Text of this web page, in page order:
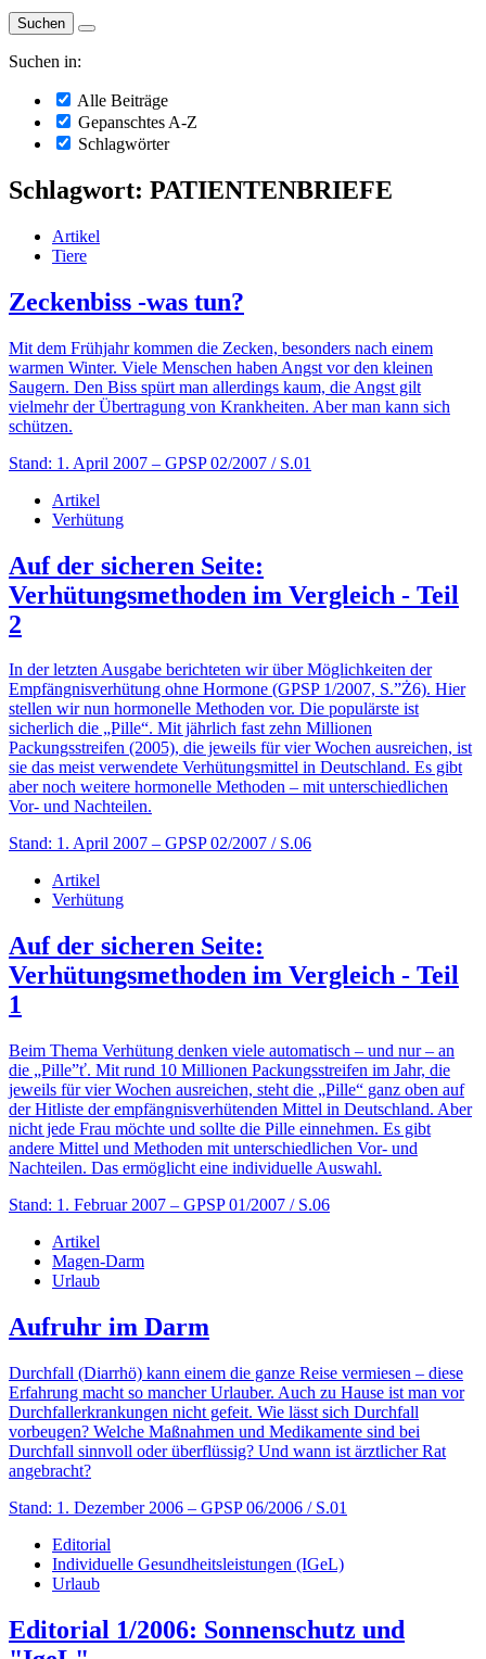
Suchen in:
Alle Beiträge
Gepanschtes A-Z
Schlagwörter
Schlagwort: PATIENTENBRIEFE
Artikel
Tiere
Zeckenbiss -was tun?
Mit dem Frühjahr kommen die Zecken, besonders nach einem
warmen Winter. Viele Menschen haben Angst vor den kleinen
Saugern. Den Biss spürt man allerdings kaum, die Angst gilt
vielmehr der Übertragung von Krankheiten. Aber man kann sich
schützen.
Stand: 1. April 2007 – GPSP 02/2007 / S.01
Artikel
Verhütung
Auf der sicheren Seite:
Verhütungsmethoden im Vergleich - Teil
2
In der letzten Ausgabe berichteten wir über Möglichkeiten der
Empfängnisverhütung ohne Hormone (GPSP 1/2007, S.”Ż6). Hier
stellen wir nun hormonelle Methoden vor. Die populärste ist
sicherlich die „Pille“. Mit jährlich fast zehn Millionen
Packungsstreifen (2005), die jeweils für vier Wochen ausreichen, ist
sie das meist verwendete Verhütungsmittel in Deutschland. Es gibt
aber noch weitere hormonelle Methoden – mit unterschiedlichen
Vor- und Nachteilen.
Stand: 1. April 2007 – GPSP 02/2007 / S.06
Artikel
Verhütung
Auf der sicheren Seite:
Verhütungsmethoden im Vergleich - Teil
1
Beim Thema Verhütung denken viele automatisch – und nur – an
die „Pille”ť. Mit rund 10 Millionen Packungsstreifen im Jahr, die
jeweils für vier Wochen ausreichen, steht die „Pille“ ganz oben auf
der Hitliste der empfängnisverhütenden Mittel in Deutschland. Aber
nicht jede Frau möchte und sollte die Pille einnehmen. Es gibt
andere Mittel und Methoden mit unterschiedlichen Vor- und
Nachteilen. Das ermöglicht eine individuelle Auswahl.
Stand: 1. Februar 2007 – GPSP 01/2007 / S.06
Artikel
Magen-Darm
Urlaub
Aufruhr im Darm
Durchfall (Diarrhö) kann einem die ganze Reise vermiesen – diese
Erfahrung macht so mancher Urlauber. Auch zu Hause ist man vor
Durchfallerkrankungen nicht gefeit. Wie lässt sich Durchfall
vorbeugen? Welche Maßnahmen und Medikamente sind bei
Durchfall sinnvoll oder überflüssig? Und wann ist ärztlicher Rat
angebracht?
Stand: 1. Dezember 2006 – GPSP 06/2006 / S.01
Editorial
Individuelle Gesundheitsleistungen (IGeL)
Urlaub
Editorial 1/2006: Sonnenschutz und